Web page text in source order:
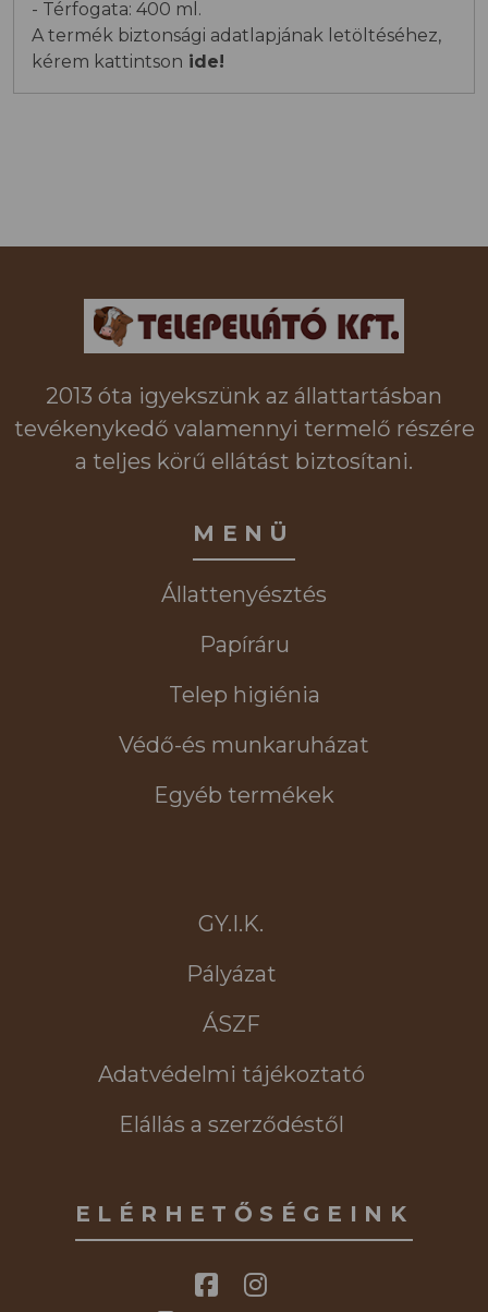
- Térfogata: 400 ml.
A termék biztonsági adatlapjának letöltéséhez,
kérem kattintson ide!
2013 óta igyekszünk az állattartásban
tevékenykedő valamennyi termelő részére
a teljes körű ellátást biztosítani.
MENÜ
Állattenyésztés
Papíráru
Telep higiénia
Védő-és munkaruházat
Egyéb termékek
GY.I.K.
Pályázat
ÁSZF
Adatvédelmi tájékoztató
Elállás a szerződéstől
ELÉRHETŐSÉGEINK